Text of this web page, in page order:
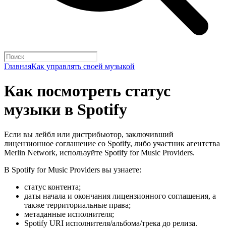
ГлавнаяКак управлять своей музыкой
Как посмотреть статус
музыки в Spotify
Если вы лейбл или дистрибьютор, заключивший
лицензионное соглашение со Spotify, либо участник агентства
Merlin Network, используйте Spotify for Music Providers.
В Spotify for Music Providers вы узнаете:
статус контента;
даты начала и окончания лицензионного соглашения, а
также территориальные права;
метаданные исполнителя;
Spotify URI исполнителя/альбома/трека до релиза.